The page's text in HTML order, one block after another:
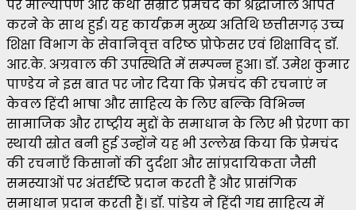
पर माल्यार्पण और कथा सम्राट प्रेमचंद को श्रद्धांजलि अर्पित
करने के साथ हुई। यह कार्यक्रम मुख्य अतिथि छत्तीसगढ़ उच्च
शिक्षा विभाग के सेवानिवृत्त वरिष्ठ प्रोफेसर एवं शिक्षाविद् डॉ.
आर.के. अग्रवाल की उपस्थिति में सम्पन्न हुआ। डॉ. उमेश कुमार
पाण्डेय ने इस बात पर जोर दिया कि प्रेमचंद की रचनाएं न
केवल हिंदी भाषा और साहित्य के लिए बल्कि विभिन्न
सामाजिक और राष्ट्रीय मुद्दों के समाधान के लिए भी प्रेरणा का
स्थायी स्रोत बनी हुई उन्होंने यह भी उल्लेख किया कि प्रेमचंद
की रचनाएँ किसानों की दुर्दशा और सांप्रदायिकता जैसी
समस्याओं पर अंतर्दृष्टि प्रदान करती हैं और प्रासंगिक
समाधान प्रदान करती हैं। डॉ. पांडेय ने हिंदी गद्य साहित्य में